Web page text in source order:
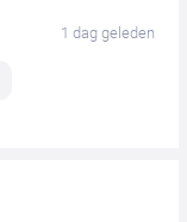
1 dag geleden